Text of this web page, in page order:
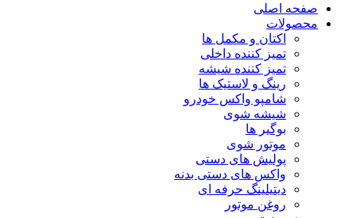
صفحه اصلی
محصولات
اکتان و مکمل ها
تمیز کننده داخلی
تمیز کننده شیشه
رینگ و لاستیک ها
شامپو واکس خودرو
شیشه شوی
بوگیر ها
موتور شوی
پولیش های دستی
واکس های دستی بدنه
دیتیلینگ حرفه ای
روغن موتور